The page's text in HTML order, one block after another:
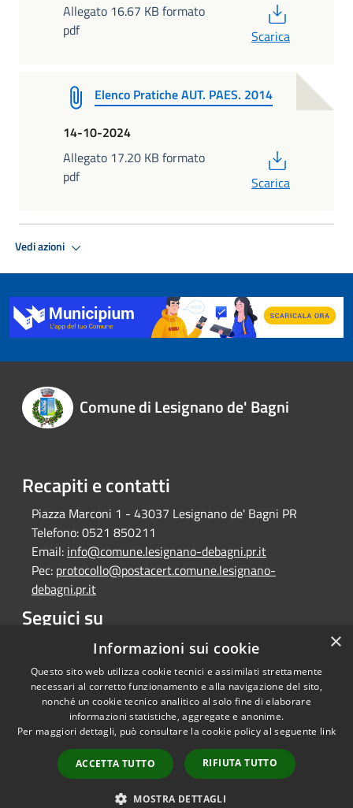
Allegato 16.67 KB formato
pdf
Scarica
Elenco Pratiche AUT. PAES. 2014
14-10-2024
Allegato 17.20 KB formato
pdf
Scarica
Vedi azioni
Comune di Lesignano de' Bagni
Recapiti e contatti
Piazza Marconi 1 - 43037 Lesignano de' Bagni PR
Telefono:0521 850211
Email: info@comune.lesignano-debagni.pr.it
Pec: protocollo@postacert.comune.lesignano-
debagni.pr.it
Seguici su
Facebook
Accessibilità
Copyright © 2026 • Comune di
Lesignano de' Bagni • Powered
byMunicipium
Accesso
redazione
×
Informazioni sui cookie
Questo sito web utilizza cookie tecnici e assimilati strettamente
necessari al corretto funzionamento e alla navigazione del sito,
nonché un cookie tecnico analitico al solo fine di elaborare
informazioni statistiche, aggregate e anonime.
Per maggiori dettagli, può consultare la cookie policy al seguente link
ACCETTA TUTTO RIFIUTA TUTTO
MOSTRA DETTAGLI